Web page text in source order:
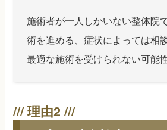
施術者が一人しかいない整体院
術を進める、症状によっては相
最適な施術を受けられない可能